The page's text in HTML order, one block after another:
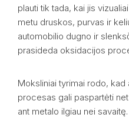
plauti tik tada, kai jis
metu druskos, purvas ir
automobilio dugno ir
prasideda oksidacijos
Moksliniai tyrimai rodo,
procesas gali paspartėti
ant metalo ilgiau nei